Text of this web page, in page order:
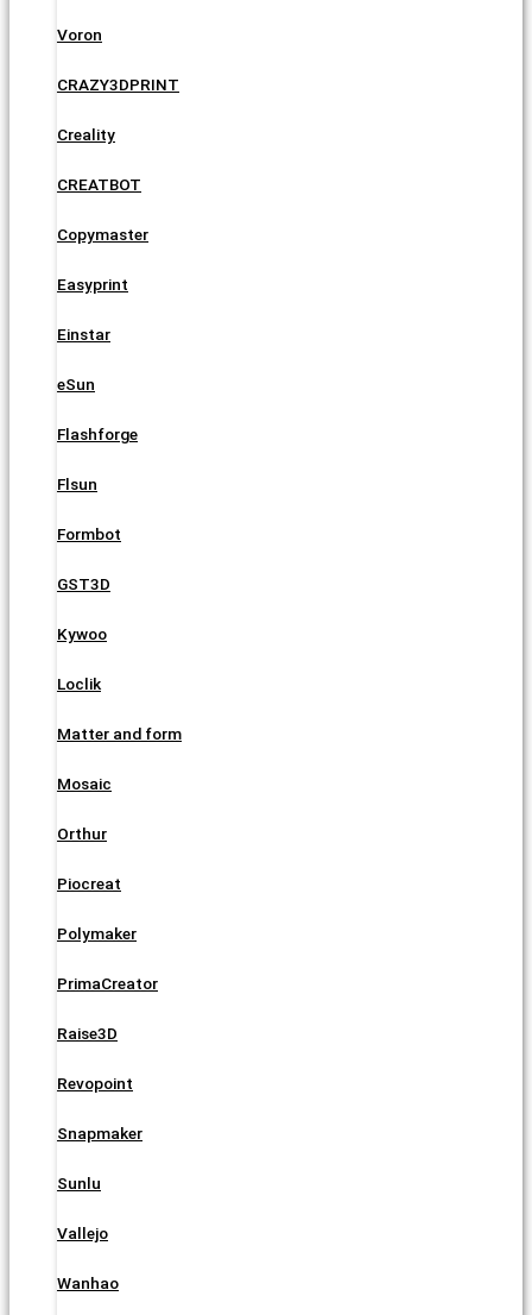
Voron
CRAZY3DPRINT
Creality
CREATBOT
Copymaster
Easyprint
Einstar
eSun
Flashforge
Flsun
Formbot
GST3D
Kywoo
Loclik
Matter and form
Mosaic
Orthur
Piocreat
Polymaker
PrimaCreator
Raise3D
Revopoint
Snapmaker
Sunlu
Vallejo
Wanhao